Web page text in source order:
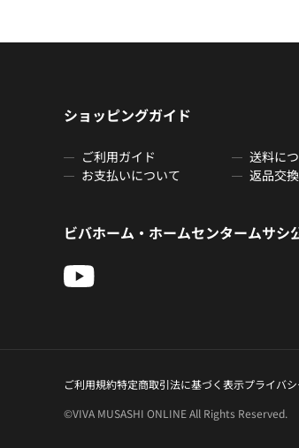
ショッピングガイド
ご利用ガイド 送料に
お支払いについて
返品交
ビバホーム・ホームセンタームサシ
ご利用規約特定商取引法に基づく表示プライバ
©VIVA MUSASHI ONLINE All Rights Reserved.